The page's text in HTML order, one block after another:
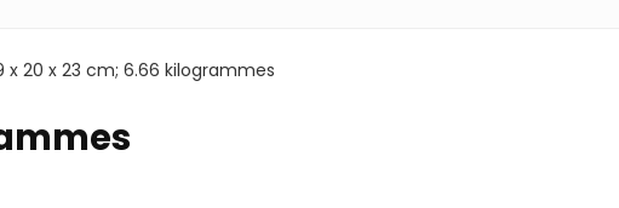
x 20 x 23 cm; 6.66 kilogrammes